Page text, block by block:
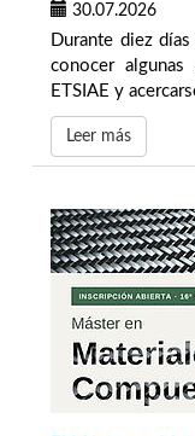
30.07.2026
Durante diez
conocer
ETSIAE y
Leer más